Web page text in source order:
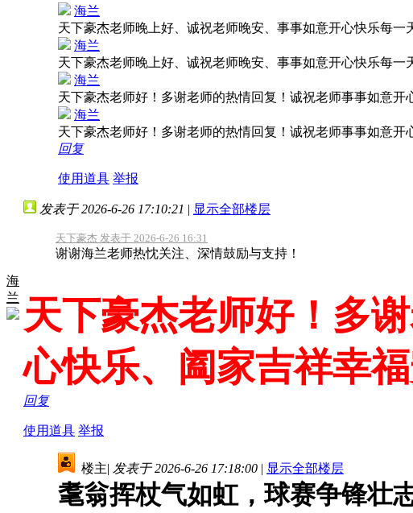
海兰
天下豪杰老师晚上好、诚祝老师晚安、事事如意开心快乐每一
海兰
天下豪杰老师晚上好、诚祝老师晚安、事事如意开心快乐每一
海兰
天下豪杰老师好！多谢老师的热情回复！诚祝老师事事如意开
海兰
天下豪杰老师好！多谢老师的热情回复！诚祝老师事事如意开
回复
使用道具 举报
海
兰
发表于 2026-6-26 17:10:21 | 显示全部楼层
天下豪杰 发表于 2026-6-26 16:31
谢谢海兰老师热忱关注、深情鼓励与支持！
天下豪杰老师好！多
心快乐、阖家吉祥幸福
回复
使用道具 举报
楼主| 发表于 2026-6-26 17:18:00 | 显示全部楼层
耄翁挥杖气如虹，球赛争锋壮志